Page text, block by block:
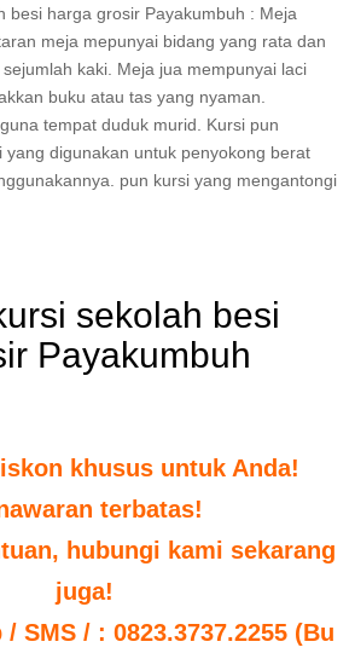
besi harga grosir Payakumbuh : Meja
meja mepunyai bidang yang rata dan
kaki. Meja jua mempunyai laci
buku atau tas yang nyaman.
tempat duduk murid. Kursi pun
yang digunakan untuk penyokong berat
pun kursi yang mengantongi
sekolah besi
Payakumbuh
khusus untuk Anda!
terbatas!
hubungi kami sekarang
juga!
/ SMS / : 0823.3737.2255 (Bu